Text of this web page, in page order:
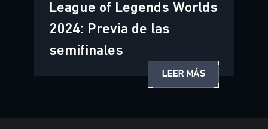
League of Legends Worlds
2024: Previa de las
semifinales
LEER MÁS